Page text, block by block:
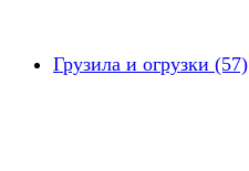
Грузила и огрузки (57)